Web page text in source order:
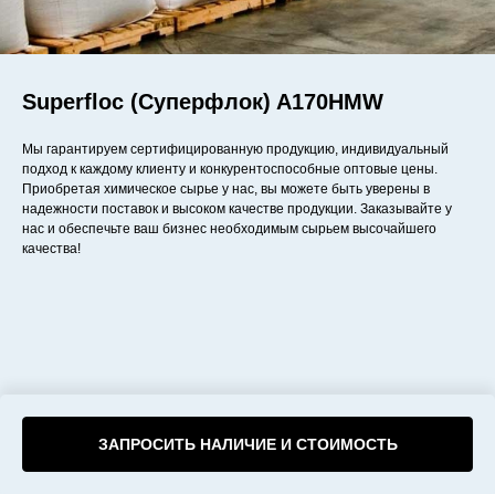
Superfloc (Суперфлок) A170HMW
ЗАПРОСИТЬ НАЛИЧИЕ И СТОИМОСТЬ
Мы гарантируем сертифицированную продукцию, индивидуальный
подход к каждому клиенту и конкурентоспособные оптовые цены.
Приобретая химическое сырье у нас, вы можете быть уверены в
надежности поставок и высоком качестве продукции. Заказывайте у
нас и обеспечьте ваш бизнес необходимым сырьем высочайшего
качества!